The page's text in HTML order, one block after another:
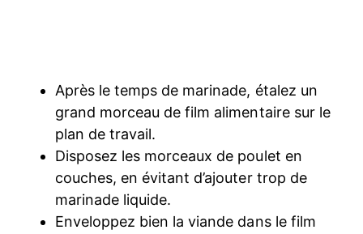
Après le temps de marinade, étalez un
grand morceau de film alimentaire sur le
plan de travail.
Disposez les morceaux de poulet en
couches, en évitant d’ajouter trop de
marinade liquide.
Enveloppez bien la viande dans le film